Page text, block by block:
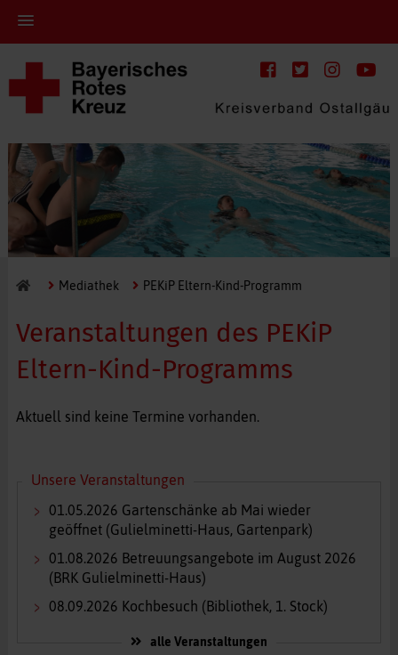
Mediathek PEKiP Eltern-Kind-Programm
Veranstaltungen des PEKiP
Eltern-Kind-Programms
Aktuell sind keine Termine vorhanden.
Unsere Veranstaltungen
01.05.2026 Gartenschänke ab Mai wieder
geöffnet (Gulielminetti-Haus, Gartenpark)
01.08.2026 Betreuungsangebote im August 2026
(BRK Gulielminetti-Haus)
08.09.2026 Kochbesuch (Bibliothek, 1. Stock)
alle Veranstaltungen